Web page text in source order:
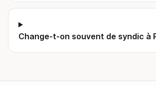
Change-t-on souvent de syndic à